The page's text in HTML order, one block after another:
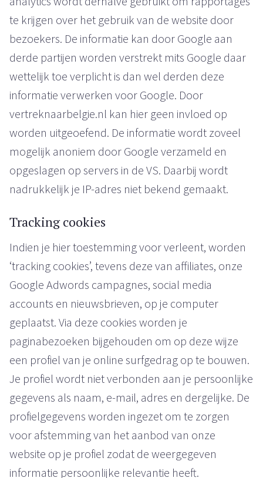
te krijgen over het gebruik van de website door
bezoekers. De informatie kan door Google aan
derde partijen worden verstrekt mits Google daar
wettelijk toe verplicht is dan wel derden deze
informatie verwerken voor Google. Door
vertreknaarbelgie.nl kan hier geen invloed op
worden uitgeoefend. De informatie wordt zoveel
mogelijk anoniem door Google verzameld en
opgeslagen op servers in de VS. Daarbij wordt
nadrukkelijk je IP-adres niet bekend gemaakt.
Tracking cookies
Indien je hier toestemming voor verleent, worden
‘tracking cookies’, tevens deze van affiliates, onze
Google Adwords campagnes, social media
accounts en nieuwsbrieven, op je computer
geplaatst. Via deze cookies worden je
paginabezoeken bijgehouden om op deze wijze
een profiel van je online surfgedrag op te bouwen.
Je profiel wordt niet verbonden aan je persoonlijke
gegevens als naam, e-mail, adres en dergelijke. De
profielgegevens worden ingezet om te zorgen
voor afstemming van het aanbod van onze
website op je profiel zodat de weergegeven
informatie persoonlijke relevantie heeft.